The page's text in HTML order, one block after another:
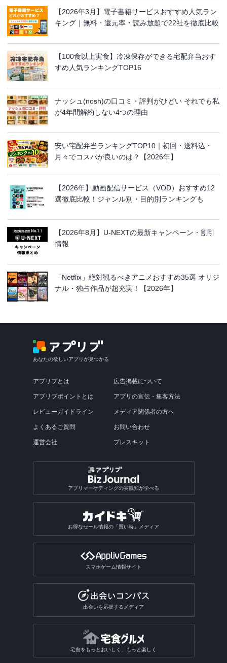
【2026年3月】電子書籍サービスおすすめ人気ラン
キング｜無料・還元率・読み放題で22社を徹底比較
【100食以上実食】冷凍保存ができる宅配弁当おす
すめ人気ランキングTOP16
ナッシュ(nosh)の口コミ・評判がひどい それでも私
が4年間解約しない4つの理由
安い宅配弁当ランキングTOP10｜初回・送料込・
月々でコスパが良いのは？【2026年】
【2026年】動画配信サービス（VOD）おすすめ12
選徹底比較！ジャンル別・目的別ランキングも
【2026年8月】U-NEXTの最新キャンペーン・割引
情報
「Netflix」絶対観るべきアニメおすすめ35選 オリジ
ナル・独占作品が超充実！【2026年】
あなたの欲しいアプリが見つかる
アプリブとは
アプリブポイントとは
レビューガイドライン
よくあるご質問
運営会社
広告掲載について
アプリの宣伝・集客方法
メディア関係者の方へ
お問い合わせ
プレスキット
アプリマーケティングの実践知が学べる
お得なセール情報の「買い時」メディア
スマホゲーム情報サイト
出会いを応援するメディア
宅食をもっとおいしく、もっと楽しく